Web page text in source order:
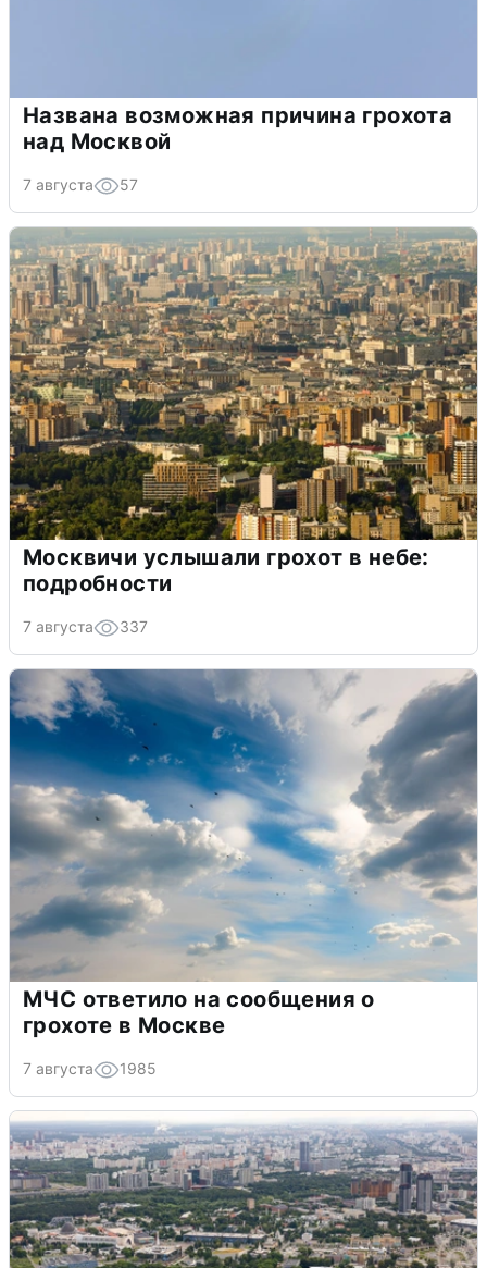
Названа возможная причина грохота
над Москвой
7 августа 57
Москвичи услышали грохот в небе:
подробности
7 августа 337
МЧС ответило на сообщения о
грохоте в Москве
7 августа 1985